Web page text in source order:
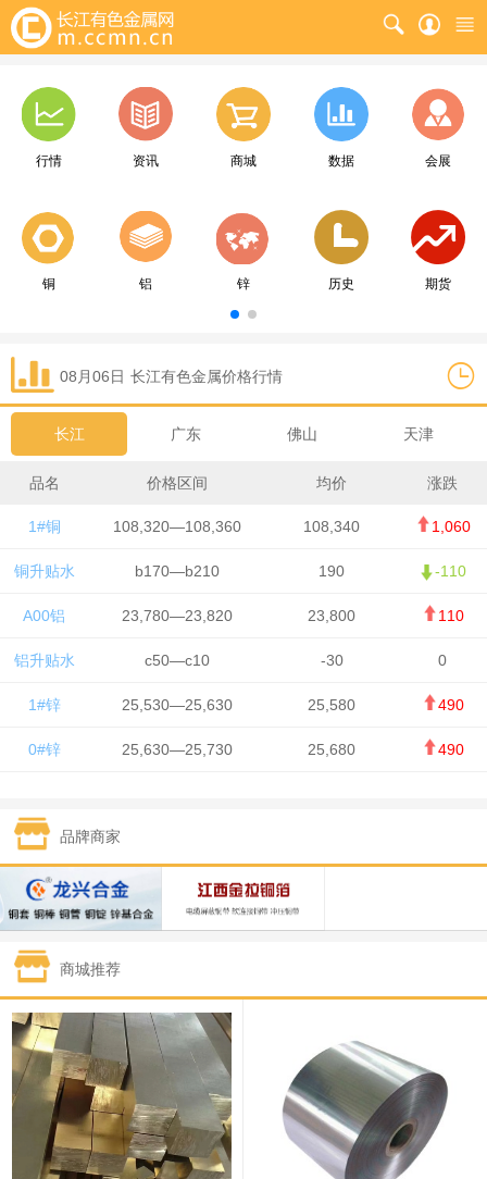
行情 资讯 商城 数据 会展
铜 铝 锌 历史 期货
08月06日 长江有色金属价格行情
长江 广东 佛山 天津
品名 价格区间 均价 涨跌
1#铜 108,320—108,360 108,340 1,060
铜升贴水 b170—b210 190 -110
A00铝 23,780—23,820 23,800 110
铝升贴水 c50—c10 -30 0
1#锌 25,530—25,630 25,580 490
0#锌 25,630—25,730 25,680 490
1#锡 434,750—436,750
1#镍 131,200—132,400
1#白银 15,170—15,180 15,175 615
钯金
1#钴 331,000—351,000
1#锑 88,000—94,000 91,000
2#锑 84,000—90,000 87,000 0
1#镁 17,000—18,000 17,500
品牌商家
商城推荐